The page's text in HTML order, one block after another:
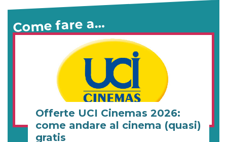
Come fare a…
Offerte UCI Cinemas 2026:
come andare al cinema (quasi)
gratis